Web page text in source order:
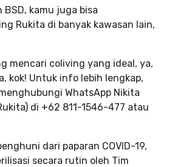
BSD, kamu juga bisa
Rukita di banyak kawasan lain,
mencari coliving yang ideal, ya,
kok! Untuk info lebih lengkap,
WhatsApp Nikita
di +62 811-1546-477 atau
dari paparan COVID-19,
secara rutin oleh Tim